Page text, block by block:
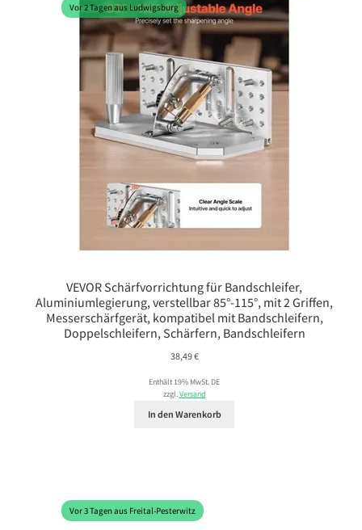
Vor 2 Tagen aus Ludwigsburg
VEVOR Schärfvorrichtung für Bandschleifer,
Aluminiumlegierung, verstellbar 85°-115°, mit 2 Griffen,
Messerschärfgerät, kompatibel mit Bandschleifern,
Doppelschleifern, Schärfern, Bandschleifern
38,49€
Enthält 19% MwSt. DE
zzgl.Versand
In den Warenkorb
Vor 3 Tagen aus Freital-Pesterwitz